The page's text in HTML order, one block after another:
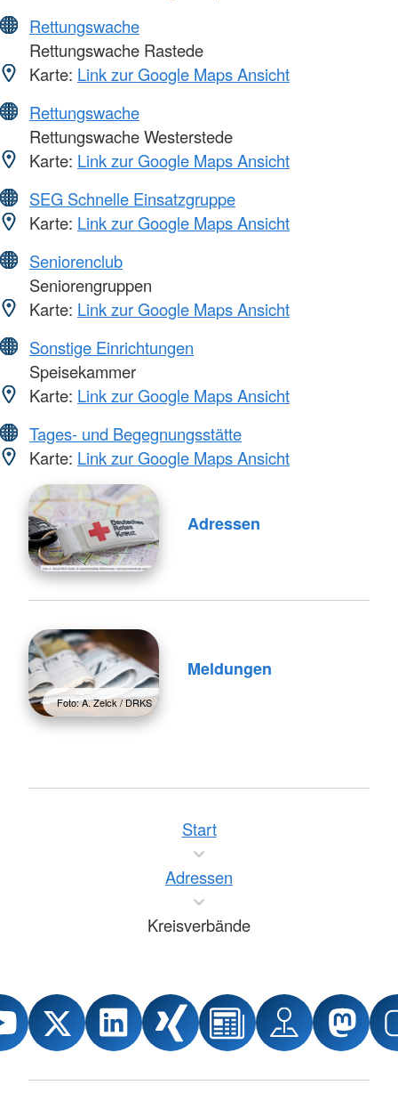
Rettungswache
Rettungswache Rastede
Karte: Link zur Google Maps Ansicht
Rettungswache
Rettungswache Westerstede
Karte: Link zur Google Maps Ansicht
SEG Schnelle Einsatzgruppe
Karte: Link zur Google Maps Ansicht
Seniorenclub
Seniorengruppen
Karte: Link zur Google Maps Ansicht
Sonstige Einrichtungen
Speisekammer
Karte: Link zur Google Maps Ansicht
Tages- und Begegnungsstätte
Karte: Link zur Google Maps Ansicht
Adressen
Foto: A. Zelck / DRKS
Meldungen
Start
Adressen
Kreisverbände